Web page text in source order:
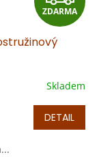
D
R
M
A
ZDARMA
Skladem
DETAIL